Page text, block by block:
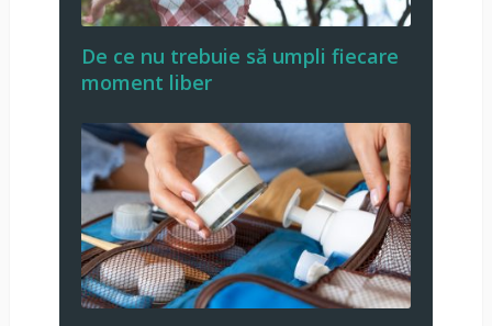
De ce nu trebuie să umpli fiecare
moment liber